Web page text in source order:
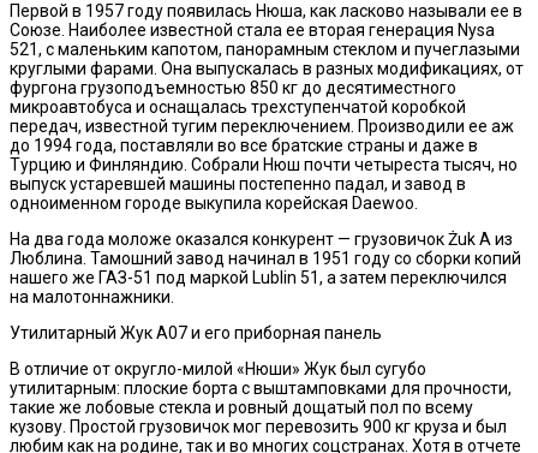
Первой в 1957 году появилась Нюша, как ласково называли ее в
Союзе. Наиболее известной стала ее вторая генерация Nysa
521, с маленьким капотом, панорамным стеклом и пучеглазыми
круглыми фарами. Она выпускалась в разных модификациях, от
фургона грузоподъемностью 850 кг до десятиместного
микроавтобуса и оснащалась трехступенчатой коробкой
передач, известной тугим переключением. Производили ее аж
до 1994 года, поставляли во все братские страны и даже в
Турцию и Финляндию. Собрали Нюш почти четыреста тысяч, но
выпуск устаревшей машины постепенно падал, и завод в
одноименном городе выкупила корейская Daewoo.
На два года моложе оказался конкурент — грузовичок Żuk А из
Люблина. Тамошний завод начинал в 1951 году со сборки копий
нашего же ГАЗ-51 под маркой Lublin 51, а затем переключился
на малотоннажники.
Утилитарный Жук А07 и его приборная панель
В отличие от округло-милой «Нюши» Жук был сугубо
утилитарным: плоские борта с выштамповками для прочности,
такие же лобовые стекла и ровный дощатый пол по всему
кузову. Простой грузовичок мог перевозить 900 кг круза и был
любим как на родине, так и во многих соцстранах. Хотя в отчете